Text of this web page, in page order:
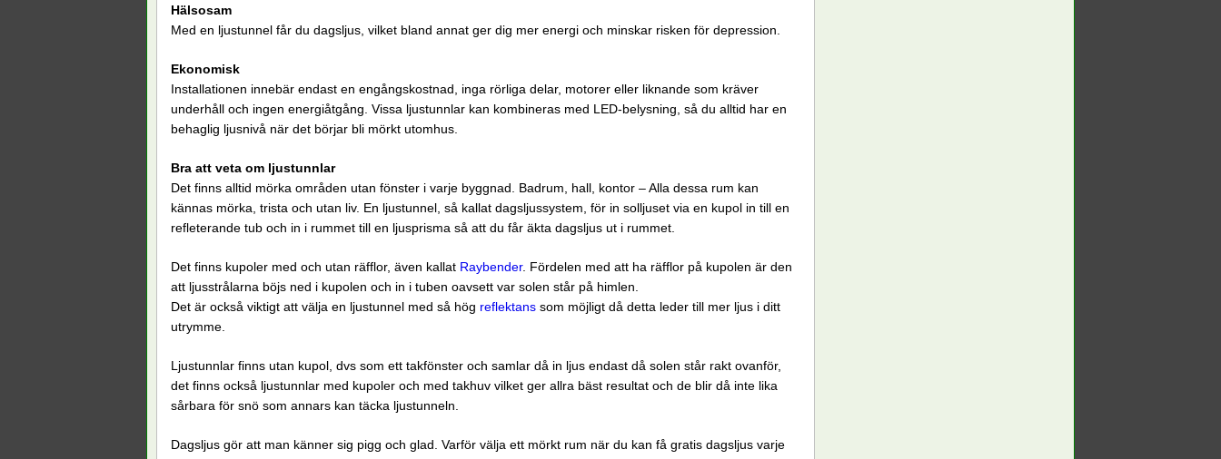
Hälsosam
Med en ljustunnel får du dagsljus, vilket bland annat ger dig mer energi och minskar risken för depression.
Ekonomisk
Installationen innebär endast en engångskostnad, inga rörliga delar, motorer eller liknande som kräver
underhåll och ingen energiåtgång. Vissa ljustunnlar kan kombineras med LED-belysning, så du alltid har en
behaglig ljusnivå när det börjar bli mörkt utomhus.
Bra att veta om ljustunnlar
Det finns alltid mörka områden utan fönster i varje byggnad. Badrum, hall, kontor – Alla dessa rum kan
kännas mörka, trista och utan liv. En ljustunnel, så kallat dagsljussystem, för in solljuset via en kupol in till en
refleterande tub och in i rummet till en ljusprisma så att du får äkta dagsljus ut i rummet.
Det finns kupoler med och utan räfflor, även kallat Raybender. Fördelen med att ha räfflor på kupolen är den
att ljusstrålarna böjs ned i kupolen och in i tuben oavsett var solen står på himlen.
Det är också viktigt att välja en ljustunnel med så hög reflektans som möjligt då detta leder till mer ljus i ditt
utrymme.
Ljustunnlar finns utan kupol, dvs som ett takfönster och samlar då in ljus endast då solen står rakt ovanför,
det finns också ljustunnlar med kupoler och med takhuv vilket ger allra bäst resultat och de blir då inte lika
sårbara för snö som annars kan täcka ljustunneln.
Dagsljus gör att man känner sig pigg och glad. Varför välja ett mörkt rum när du kan få gratis dagsljus varje